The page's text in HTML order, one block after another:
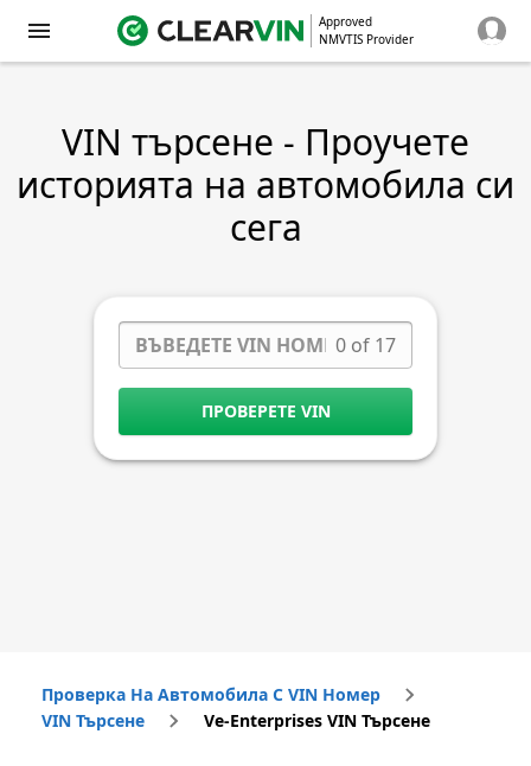
Approved
NMVTIS Provider
VIN търсене - Проучете
историята на автомобила си
сега
0 of 17
ПРОВЕРЕТЕ VIN
Проверка На Автомобила С VIN Номер
VIN Търсене
Ve-Enterprises VIN Търсене